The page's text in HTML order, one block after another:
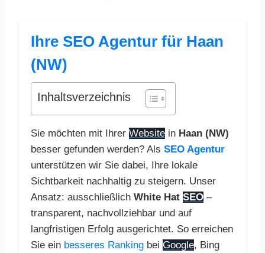
Ihre SEO Agentur für Haan
(NW)
Inhaltsverzeichnis
Sie möchten mit Ihrer Website in Haan (NW)
besser gefunden werden? Als SEO Agentur
unterstützen wir Sie dabei, Ihre lokale
Sichtbarkeit nachhaltig zu steigern. Unser
Ansatz: ausschließlich White Hat SEO –
transparent, nachvollziehbar und auf
langfristigen Erfolg ausgerichtet. So erreichen
Sie ein besseres Ranking bei Google, Bing